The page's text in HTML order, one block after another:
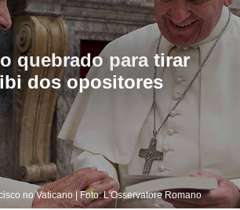
quebrado para tirar
dos opositores
no Vaticano | Foto: L'Osservatore Romano